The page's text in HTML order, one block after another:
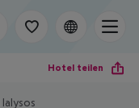
Hotel teilen